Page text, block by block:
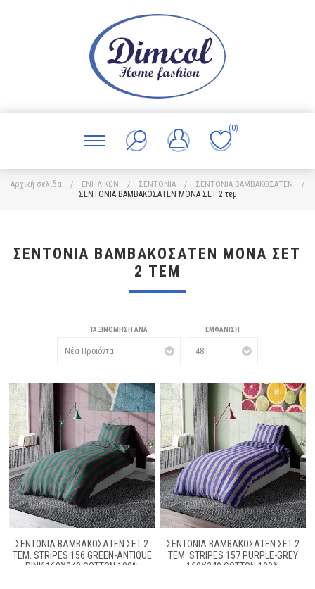
(0)
Αρχική σελίδα / ΕΝΗΛΙΚΩΝ / ΣΕΝΤΟΝΙΑ / ΣΕΝΤΟΝΙΑ ΒΑΜΒΑΚΟΣΑΤΕΝ
/
ΣΕΝΤΟΝΙΑ ΒΑΜΒΑΚΟΣΑΤΕΝ ΜΟΝΑ ΣΕΤ 2 τεμ
ΣΕΝΤΟΝΙΑ ΒΑΜΒΑΚΟΣΑΤΕΝ ΜΟΝΑ ΣΕΤ
2 ΤΕΜ
ΤΑΞΙΝΌΜΗΣΗ ΑΝΆ ΕΜΦΆΝΙΣΗ
ΣΕΝΤΟΝΙΑ ΒΑΜΒΑΚΟΣΑΤΕΝ ΣΕΤ 2
ΤΕΜ. STRIPES 156 GREEN-ANTIQUE
PINK 160X240 COTTON 100%
ΣΕΝΤΟΝΙΑ ΒΑΜΒΑΚΟΣΑΤΕΝ ΣΕΤ 2
ΤΕΜ. STRIPES 157 PURPLE-GREY
160Χ240 COTTON 100%